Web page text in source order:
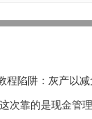
程陷阱：灰产以
次靠的是现金管